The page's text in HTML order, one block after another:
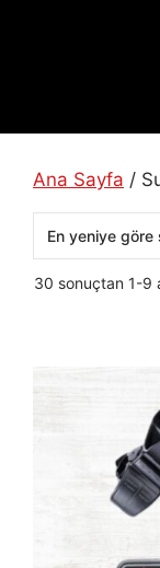
Ana Sayfa /
30 sonuçtan 1-9